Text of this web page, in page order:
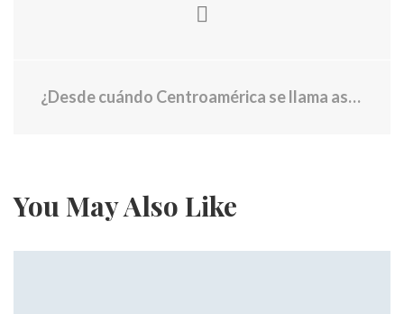
¿Desde cuándo Centroamérica se llama así? (y qué otros nombres ha tenido)
You May Also Like